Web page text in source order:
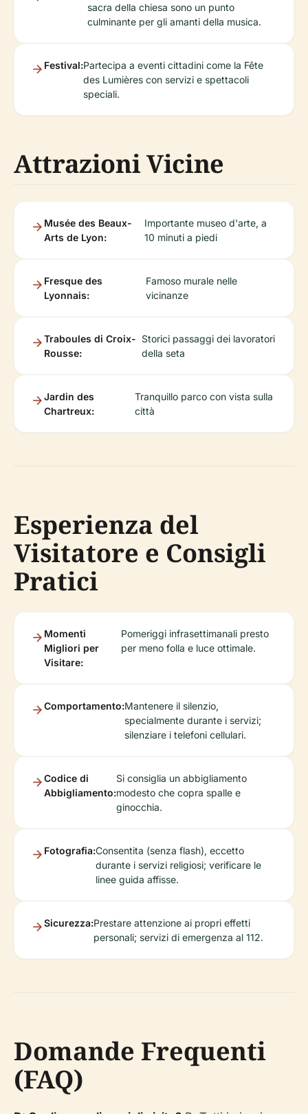
sacra della chiesa sono un punto
culminante per gli amanti della musica.
Festival:Partecipa a eventi cittadini come la Fête
des Lumières con servizi e spettacoli
speciali.
Attrazioni Vicine
Musée des Beaux-
Arts de Lyon:
Importante museo d'arte, a
10 minuti a piedi
Fresque des
Lyonnais:
Famoso murale nelle
vicinanze
Traboules di Croix-
Rousse:
Storici passaggi dei lavoratori
della seta
Jardin des
Chartreux:
Tranquillo parco con vista sulla
città
Esperienza del
Visitatore e Consigli
Pratici
Momenti
Migliori per
Visitare:
Pomeriggi infrasettimanali presto
per meno folla e luce ottimale.
Comportamento:Mantenere il silenzio,
specialmente durante i servizi;
silenziare i telefoni cellulari.
Codice di
Abbigliamento:
Si consiglia un abbigliamento
modesto che copra spalle e
ginocchia.
Fotografia:Consentita (senza flash), eccetto
durante i servizi religiosi; verificare le
linee guida affisse.
Sicurezza:Prestare attenzione ai propri effetti
personali; servizi di emergenza al 112.
Domande Frequenti
(FAQ)